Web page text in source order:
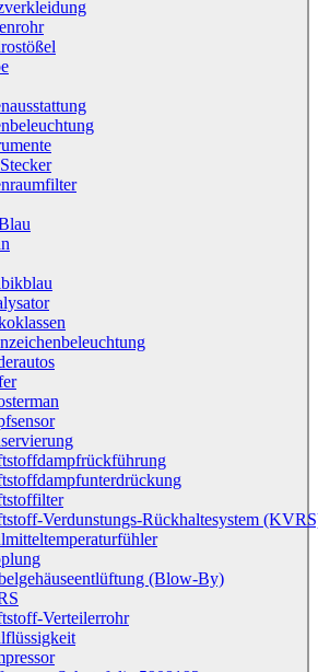
Verdunstungs-Rückhaltesystem
(Blow-By)
Verteilerrohr